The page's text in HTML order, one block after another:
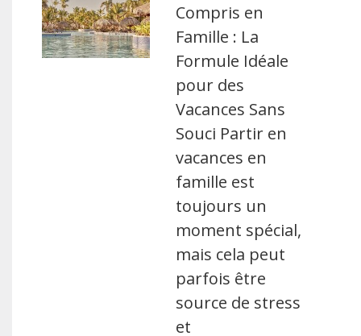
Compris en
Famille : La
Formule Idéale
pour des
Vacances Sans
Souci Partir en
vacances en
famille est
toujours un
moment spécial,
mais cela peut
parfois être
source de stress
et